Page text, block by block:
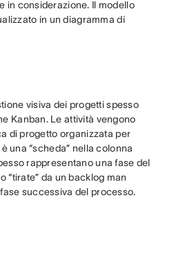
in considerazione. Il modello
in un diagramma di
visiva dei progetti spesso
Kanban. Le attività vengono
di progetto organizzata per
una “scheda” nella colonna
rappresentano una fase del
“tirate” da un backlog man
successiva del processo.